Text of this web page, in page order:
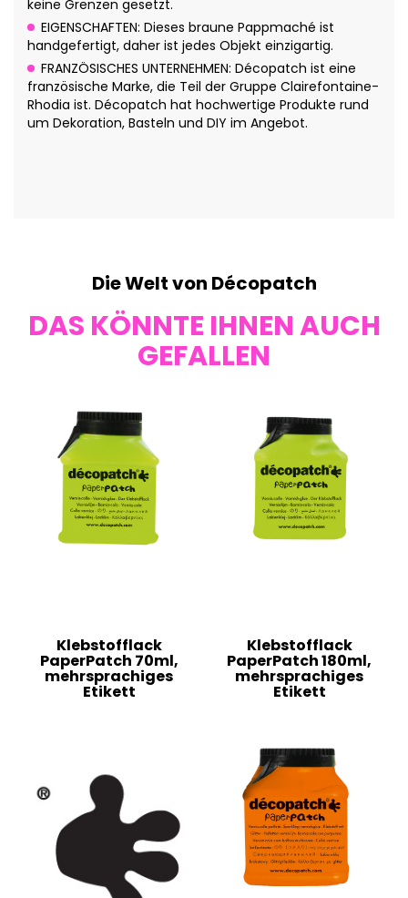
keine Grenzen gesetzt.
EIGENSCHAFTEN: Dieses braune Pappmaché ist
handgefertigt, daher ist jedes Objekt einzigartig.
FRANZÖSISCHES UNTERNEHMEN: Décopatch ist eine
französische Marke, die Teil der Gruppe Clairefontaine-
Rhodia ist. Décopatch hat hochwertige Produkte rund
um Dekoration, Basteln und DIY im Angebot.
Die Welt von Décopatch
DAS KÖNNTE IHNEN AUCH
GEFALLEN
Klebstofflack
PaperPatch 70ml,
mehrsprachiges
Etikett
Klebstofflack
PaperPatch 180ml,
mehrsprachiges
Etikett